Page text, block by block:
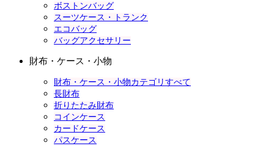
ボストンバッグ
スーツケース・トランク
エコバッグ
バッグアクセサリー
財布・ケース・小物
財布・ケース・小物カテゴリすべて
長財布
折りたたみ財布
コインケース
カードケース
パスケース